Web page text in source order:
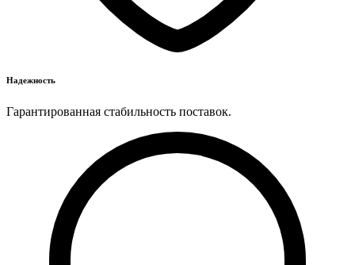
Надежность
Гарантированная стабильность поставок.